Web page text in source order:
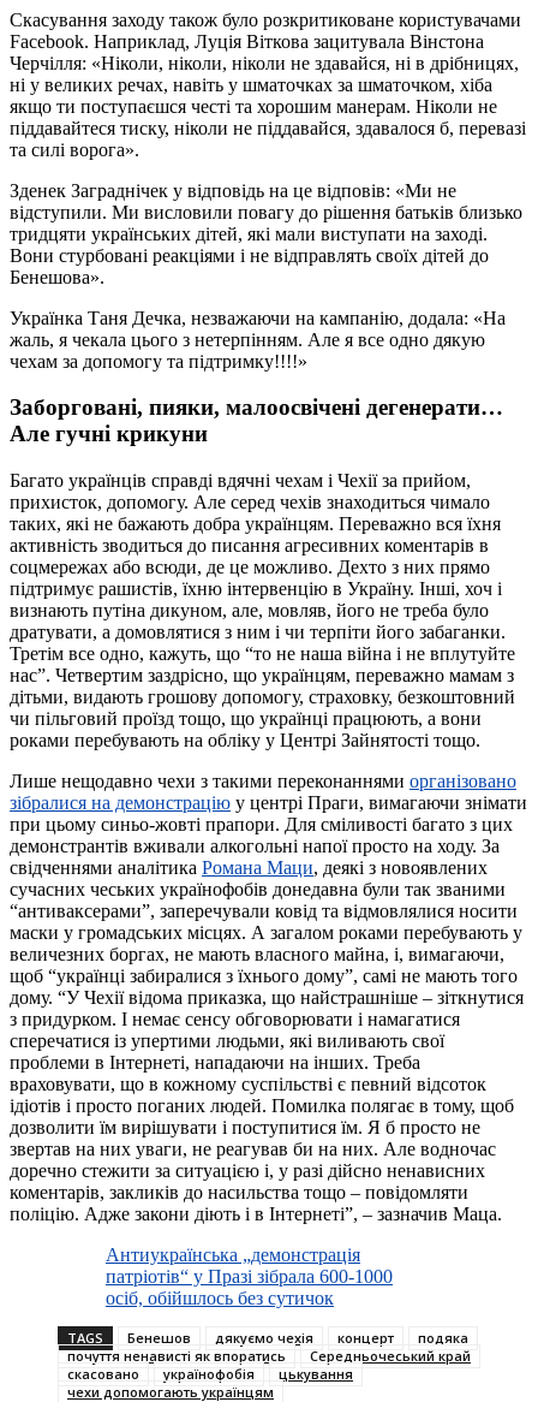
Скасування заходу також було розкритиковане користувачами
Facebook. Наприклад, Луція Віткова зацитувала Вінстона
Черчілля: «Ніколи, ніколи, ніколи не здавайся, ні в дрібницях,
ні у великих речах, навіть у шматочках за шматочком, хіба
якщо ти поступаєшся честі та хорошим манерам. Ніколи не
піддавайтеся тиску, ніколи не піддавайся, здавалося б, перевазі
та силі ворога».
Зденек Заграднічек у відповідь на це відповів: «Ми не
відступили. Ми висловили повагу до рішення батьків близько
тридцяти українських дітей, які мали виступати на заході.
Вони стурбовані реакціями і не відправлять своїх дітей до
Бенешова».
Українка Таня Дечка, незважаючи на кампанію, додала: «На
жаль, я чекала цього з нетерпінням. Але я все одно дякую
чехам за допомогу та підтримку!!!!»
Заборговані, пияки, малоосвічені дегенерати…
Але гучні крикуни
Багато українців справді вдячні чехам і Чехії за прийом,
прихисток, допомогу. Але серед чехів знаходиться чимало
таких, які не бажають добра українцям. Переважно вся їхня
активність зводиться до писання агресивних коментарів в
соцмережах або всюди, де це можливо. Дехто з них прямо
підтримує рашистів, їхню інтервенцію в Україну. Інші, хоч і
визнають путіна дикуном, але, мовляв, його не треба було
дратувати, а домовлятися з ним і чи терпіти його забаганки.
Третім все одно, кажуть, що “то не наша війна і не вплутуйте
нас”. Четвертим заздрісно, що українцям, переважно мамам з
дітьми, видають грошову допомогу, страховку, безкоштовний
чи пільговий проїзд тощо, що українці працюють, а вони
роками перебувають на обліку у Центрі Зайнятості тощо.
Лише нещодавно чехи з такими переконаннями організовано
зібралися на демонстрацію у центрі Праги, вимагаючи знімати
при цьому синьо-жовті прапори. Для сміливості багато з цих
демонстрантів вживали алкогольні напої просто на ходу. За
свідченнями аналітика Романа Маци, деякі з новоявлених
сучасних чеських українофобів донедавна були так званими
“антиваксерами”, заперечували ковід та відмовлялися носити
маски у громадських місцях. А загалом роками перебувають у
величезних боргах, не мають власного майна, і, вимагаючи,
щоб “українці забиралися з їхнього дому”, самі не мають того
дому. “У Чехії відома приказка, що найстрашніше – зіткнутися
з придурком. І немає сенсу обговорювати і намагатися
сперечатися із упертими людьми, які виливають свої
проблеми в Інтернеті, нападаючи на інших. Треба
враховувати, що в кожному суспільстві є певний відсоток
ідіотів і просто поганих людей. Помилка полягає в тому, щоб
дозволити їм вирішувати і поступитися їм. Я б просто не
звертав на них уваги, не реагував би на них. Але водночас
доречно стежити за ситуацією і, у разі дійсно ненависних
коментарів, закликів до насильства тощо – повідомляти
поліцію. Адже закони діють і в Інтернеті”, – зазначив Маца.
Антиукраїнська „демонстрація
патріотів“ у Празі зібрала 600-1000
осіб, обійшлось без сутичок
TAGS Бенешов дякуємо чехія концерт
подяка
почуття ненависті як впоратись
Середньочеський край
скасовано
українофобія
цькування
чехи допомогають українцям